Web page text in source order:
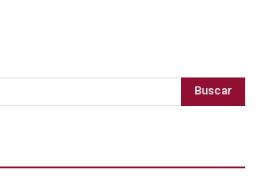
Buscar